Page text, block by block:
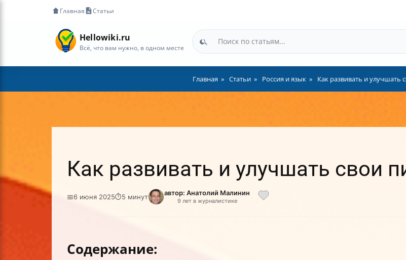
Главная Статьи
Hellowiki.ru
Всё, что вам нужно, в одном месте
Главная Статьи Россия и язык Как развивать и улучшать
Как развивать и улучшать свои
📅6 июня 2025⏱5 минут автор: Анатолий Малинин
9 лет в журналистике
Содержание: